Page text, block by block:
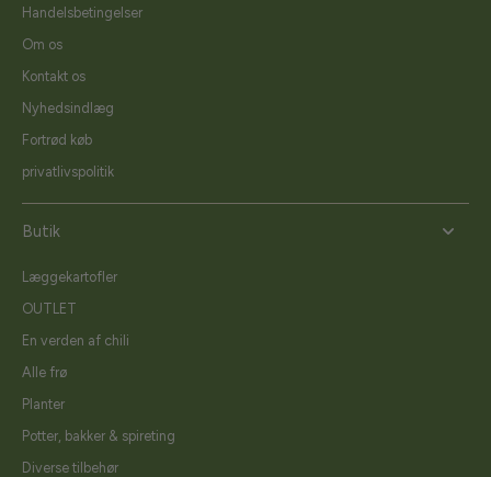
Handelsbetingelser
Om os
Kontakt os
Nyhedsindlæg
Fortrød køb
privatlivspolitik
Butik
Læggekartofler
OUTLET
En verden af chili
Alle frø
Planter
Potter, bakker & spireting
Diverse tilbehør